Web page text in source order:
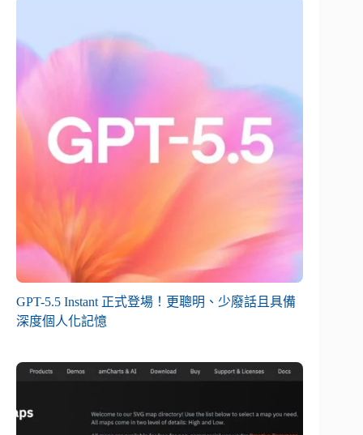
GPT-5.5 Instant 正式登場！更聰明、少廢話且具備
深度個人化記憶